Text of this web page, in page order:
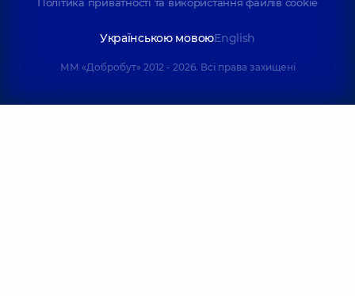
Українською мовоюEnglish
ММ «Добробут» 2012 - 2026. Всі права захищені